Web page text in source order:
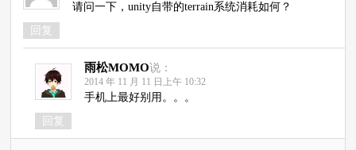
请问一下，unity自带的terrain系统消耗如何？
回复
雨松MOMO说：
2014 年 11 月 11 日上午 10:32
手机上最好别用。。。
回复